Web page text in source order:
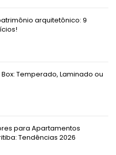
arquitetônico: 9
Temperado, Laminado ou
para Apartamentos
Tendências 2026